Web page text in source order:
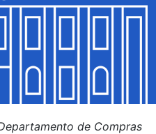
de Compras